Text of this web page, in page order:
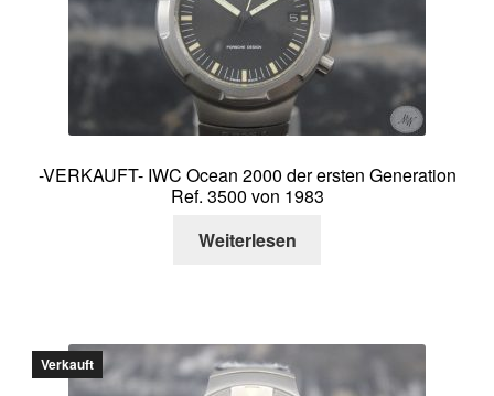
-VERKAUFT- IWC Ocean 2000 der ersten Generation
Ref. 3500 von 1983
Weiterlesen
Verkauft